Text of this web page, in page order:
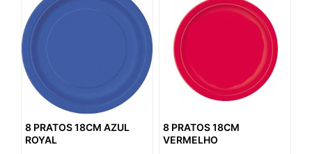
8 PRATOS 18CM AZUL
ROYAL
8 PRATOS 18CM
VERMELHO